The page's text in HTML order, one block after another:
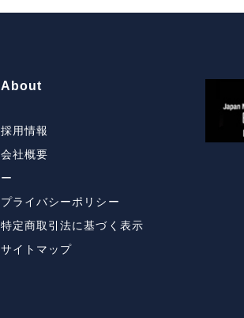
About
採用情報
会社概要
ー
プライバシーポリシー
特定商取引法に基づく表示
サイトマップ